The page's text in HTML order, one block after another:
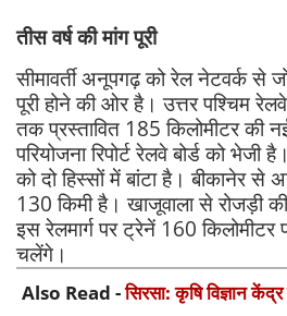
तीस वर्ष की मांग पूरी
सीमावर्ती अनूपगढ़ को रेल नेटवर्क से
पूरी होने की ओर है। उत्तर पश्चिम
तक प्रस्तावित 185 किलोमीटर की
परियोजना रिपोर्ट रेलवे बोर्ड को भेजी
को दो हिस्सों में बांटा है। बीकानेर से
130 किमी है। खाजूवाला से रोजड़ी
इस रेलमार्ग पर ट्रेनें 160 किलोमीटर
चलेंगे।
Also Read -सिरसा: कृषि विज्ञान